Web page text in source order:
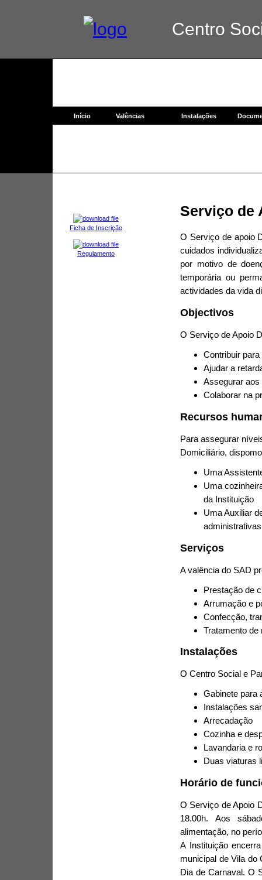
Centro
Início Valências Instalações
Ficha de Inscrição
Regulamento
Serviço de
O Serviço de apoio
cuidados
por motivo de
temporária ou
actividades da vida
Objectivos
O Serviço de Apoio
Contribuir
Ajudar a
Assegurar
Colaborar na
Recursos
Para assegurar
Domiciliário,
Uma
Uma
da Instituição
Uma Auxiliar
Serviços
A valência do SAD
Prestação de
Arrumação e
Confecção,
Tratamento de
Instalações
O Centro Social e
Gabinete para
Instalações
Arrecadação
Cozinha e
Lavandaria e
Duas viaturas
Horário de
O Serviço de Apoio
18.00h. Aos
alimentação, no
A Instituição
municipal de Vila do
Dia de Carnaval. O